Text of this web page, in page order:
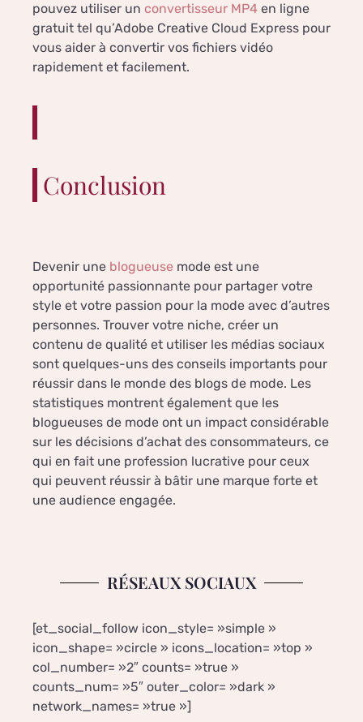
pouvez utiliser un convertisseur MP4 en ligne
gratuit tel qu’Adobe Creative Cloud Express pour
vous aider à convertir vos fichiers vidéo
rapidement et facilement.
Conclusion
Devenir une blogueuse mode est une
opportunité passionnante pour partager votre
style et votre passion pour la mode avec d’autres
personnes. Trouver votre niche, créer un
contenu de qualité et utiliser les médias sociaux
sont quelques-uns des conseils importants pour
réussir dans le monde des blogs de mode. Les
statistiques montrent également que les
blogueuses de mode ont un impact considérable
sur les décisions d’achat des consommateurs, ce
qui en fait une profession lucrative pour ceux
qui peuvent réussir à bâtir une marque forte et
une audience engagée.
RÉSEAUX SOCIAUX
[et_social_follow icon_style= »simple »
icon_shape= »circle » icons_location= »top »
col_number= »2″ counts= »true »
counts_num= »5″ outer_color= »dark »
network_names= »true »]